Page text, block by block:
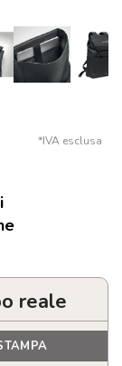
*IVA esclusa
reale